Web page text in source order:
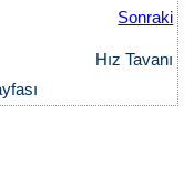
Sonraki
Hız Tavanı